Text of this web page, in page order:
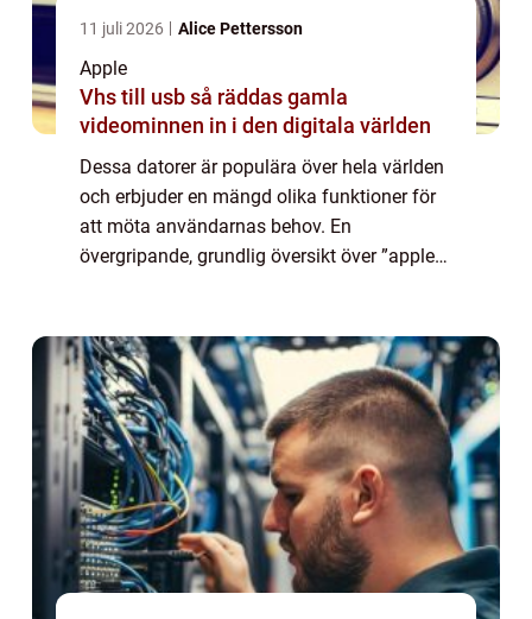
11 juli 2026 Alice Pettersson
Apple
Vhs till usb så räddas gamla
videominnen in i den digitala världen
Dessa datorer är populära över hela världen
och erbjuder en mängd olika funktioner för
att möta användarnas behov. En
övergripande, grundlig översikt över ”apple